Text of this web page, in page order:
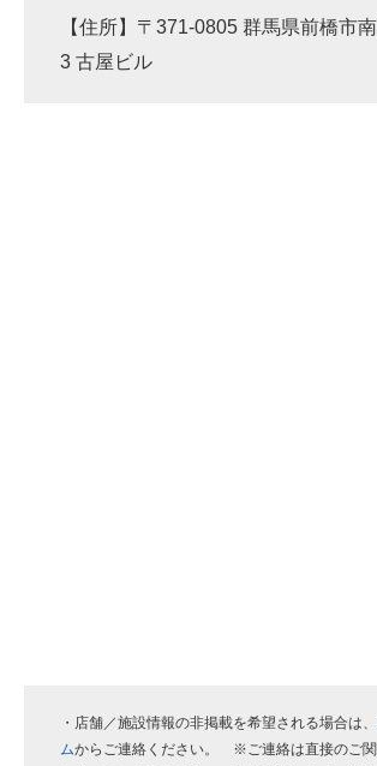
【住所】〒371-0805 群馬県前橋市
3 古屋ビル
・店舗／施設情報の非掲載を希望される場合は、
ムからご連絡ください。 ※ご連絡は直接のご